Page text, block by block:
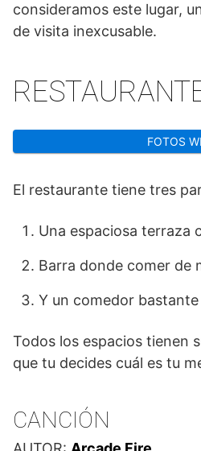
consideramos este lugar,
de visita inexcusable.
FOTOS
El restaurante tiene tres
Una espaciosa terraza
Barra donde comer de
Y un comedor
Todos los espacios tienen
que tu decides cuál es tu
CANCIÓN